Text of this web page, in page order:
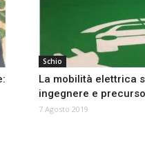
Schio
La mobilità elettrica
ingegnere e
7 Agosto 2019